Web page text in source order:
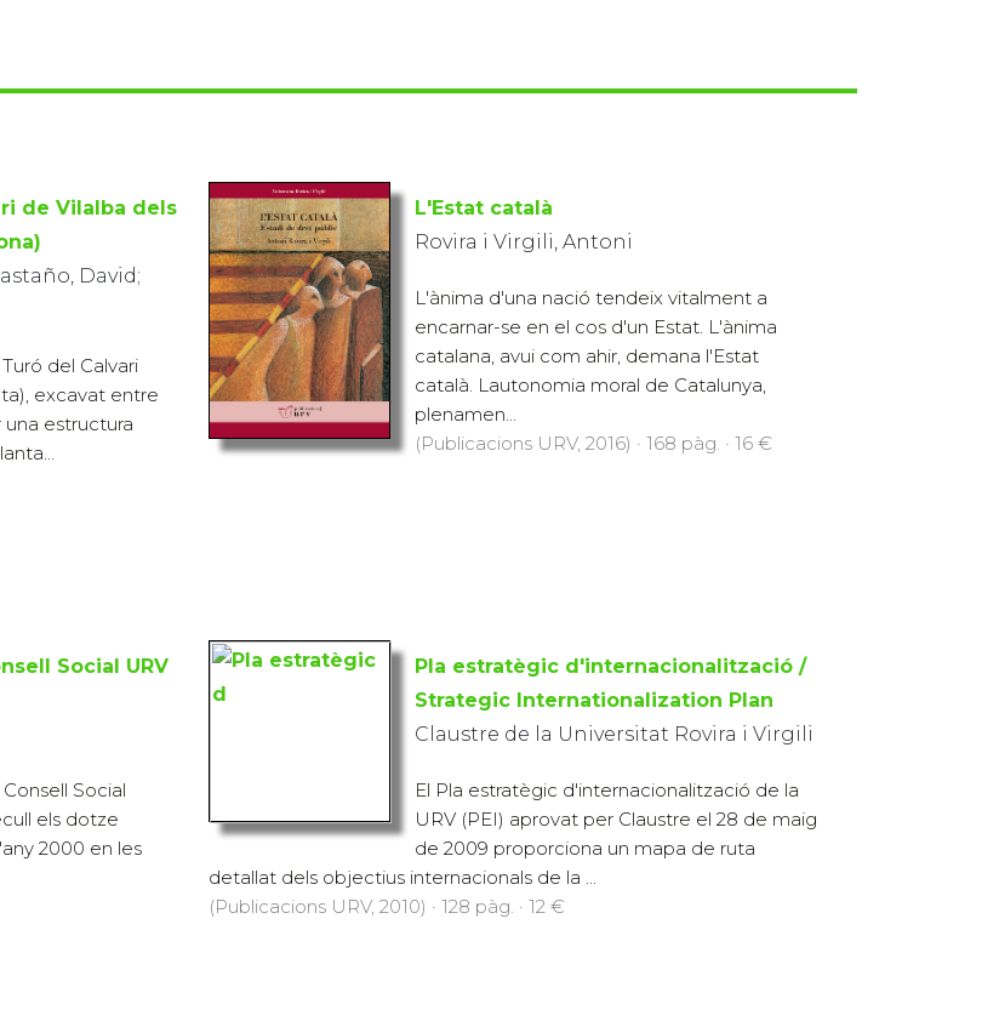
de Vilalba dels
David;
del Calvari
excavat entre
estructura
L'Estat català
Rovira i Virgili, Antoni
L'ànima d'una nació tendeix vitalment a
encarnar-se en el cos d'un Estat. L'ànima
catalana, avui com ahir, demana l'Estat
català. Lautonomia moral de Catalunya,
plenamen...
(Publicacions URV, 2016) · 168 pàg. · 16 €
Social URV
Social
els dotze
2000 en les
Pla estratègic d'internacionalització /
Strategic Internationalization Plan
Claustre de la Universitat Rovira i Virgili
El Pla estratègic d'internacionalització de la
URV (PEI) aprovat per Claustre el 28 de maig
de 2009 proporciona un mapa de ruta
detallat dels objectius internacionals de la ...
(Publicacions URV, 2010) · 128 pàg. · 12 €